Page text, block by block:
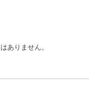
ありません。